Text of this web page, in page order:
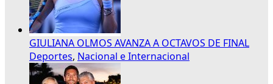
GIULIANA OLMOS AVANZA A OCTAVOS DE FINAL
Deportes, Nacional e Internacional